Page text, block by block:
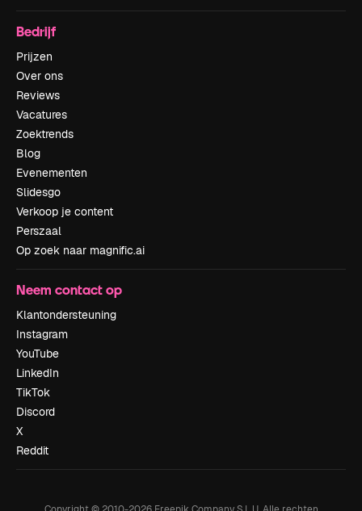
Bedrijf
Prijzen
Over ons
Reviews
Vacatures
Zoektrends
Blog
Evenementen
Slidesgo
Verkoop je content
Perszaal
Op zoek naar magnific.ai
Neem contact op
Klantondersteuning
Instagram
YouTube
LinkedIn
TikTok
Discord
X
Reddit